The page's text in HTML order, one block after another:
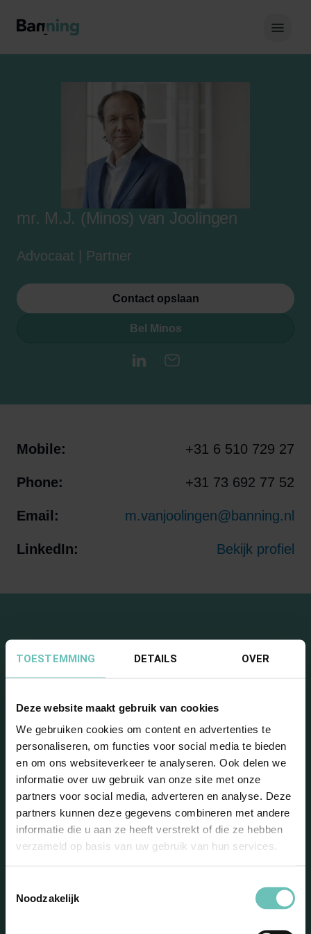
TOESTEMMING DETAILS OVER
Deze website maakt gebruik van cookies
We gebruiken cookies om content en advertenties te
personaliseren, om functies voor social media te bieden
en om ons websiteverkeer te analyseren. Ook delen we
informatie over uw gebruik van onze site met onze
partners voor social media, adverteren en analyse. Deze
partners kunnen deze gegevens combineren met andere
informatie die u aan ze heeft verstrekt of die ze hebben
verzameld op basis van uw gebruik van hun services.
Noodzakelijk
mr. M.J. (Minos) van Joolingen
Advocaat | Partner
Contact opslaan
Bel Minos
LinkedInE-mail
Mobile: +31 6 510 729 27
Phone: +31 73 692 77 52
Email: m.vanjoolingen@banning.nl
LinkedIn: Bekijk profiel
Blijf op de hoogte met onze
nieuwsbrief